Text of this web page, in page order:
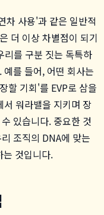
차 사용'과 같은 일반적
더 이상 차별점이 되기
리를 구분 짓는 독특하
를 들어, 어떤 회사는
할 기회'를 EVP로 삼을
워라밸을 지키며 장
있습니다. 중요한 것
조직의 DNA에 맞는
는 것입니다.